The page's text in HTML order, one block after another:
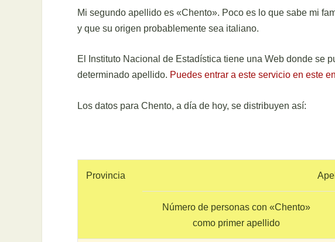
Mi segundo apellido es «Chento». Poco es lo que sabe mi
y que su origen probablemente sea italiano.
El Instituto Nacional de Estadística tiene una Web donde se
determinado apellido. Puedes entrar a este servicio en este
Los datos para Chento, a día de hoy, se distribuyen así:
Provincia
Número de personas con «Chento»
como primer apellido